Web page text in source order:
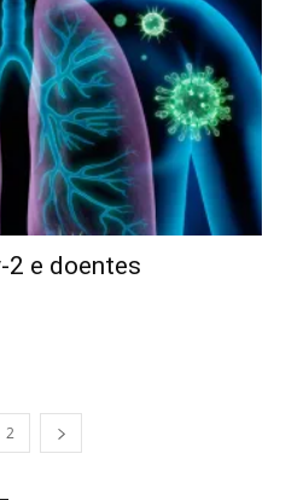
2 e doentes
2